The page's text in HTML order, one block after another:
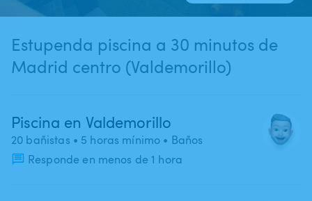
Estupenda piscina a 30 minutos de
Madrid centro (Valdemorillo)
Piscina en Valdemorillo
20 bañistas • 5 horas mínimo • Baños
Responde en menos de 1 hora